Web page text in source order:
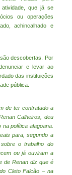
que já se
ou operações
achincalhado e
descobertas. Por
e levar ao
das instituições
pública.
de ter contratado a
Calheiros, deu
política alagoana.
para, segundo a
o trabalho do
ou já ouviram a
de Renan diz que é
Cleto Falcão – na